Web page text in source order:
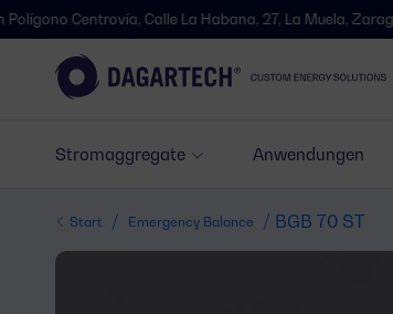
Stromaggregate Anwendungen
Calle La Habana, 27, La Muela, Zaragoza.
Start / Emergency Balance / BGB 70 ST